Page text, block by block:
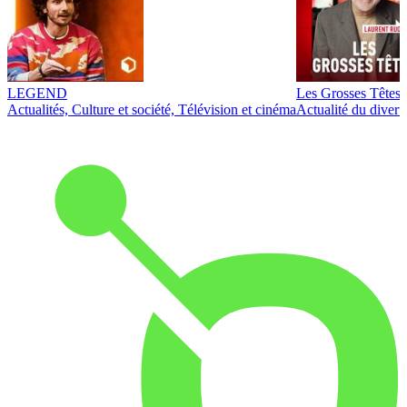
LEGEND
Actualités, Culture et société, Télévision et cinéma
Les Grosses Têtes
Actualité du